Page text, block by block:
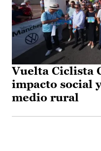
Vuelta Ciclista
impacto social
medio rural